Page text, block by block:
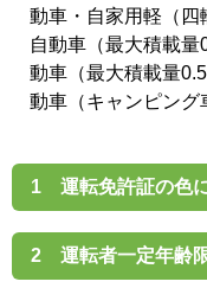
動車・自家用軽（四
自動車（最大積載
動車（最大積載量
動車（キャンピング
1 運転免許証の色
2 運転者一定年齢